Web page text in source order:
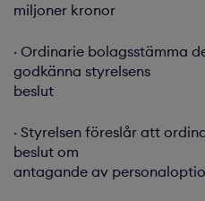
miljoner kronor
· Ordinarie bolagsstämma
godkänna styrelsens
beslut
· Styrelsen föreslår att
beslut om
antagande av